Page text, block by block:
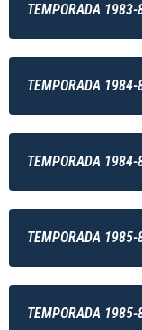
TEMPORADA 1983-
TEMPORADA 1984-
TEMPORADA 1984-
TEMPORADA 1985-
TEMPORADA 1985-